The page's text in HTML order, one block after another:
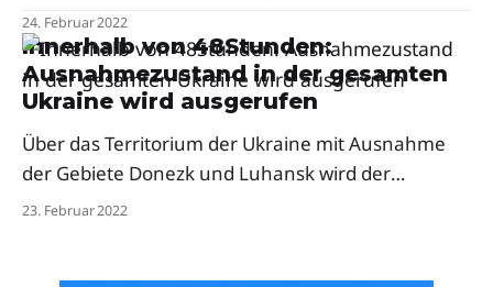
Militäroperation zum „Schutz des Donbass“
durchzuführen.
24. Februar 2022
Innerhalb von 48Stunden:
Ausnahmezustand in der gesamten
Ukraine wird ausgerufen
Über das Territorium der Ukraine mit Ausnahme
der Gebiete Donezk und Luhansk wird der
Notstand verhängt. Über den Grad der
23. Februar 2022